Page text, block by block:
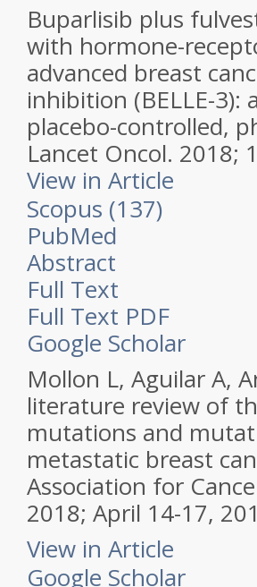
Buparlisib plus
with hormone-
advanced breast
inhibition (BELLE-3):
placebo-controlled,
Lancet Oncol. 2018;
View in Article
Scopus (137)
PubMed
Abstract
Full Text
Full Text PDF
Google Scholar
Mollon L, Aguilar A,
literature review of
mutations and
metastatic breast
Association for
2018; April 14-17,
View in Article
Google Scholar